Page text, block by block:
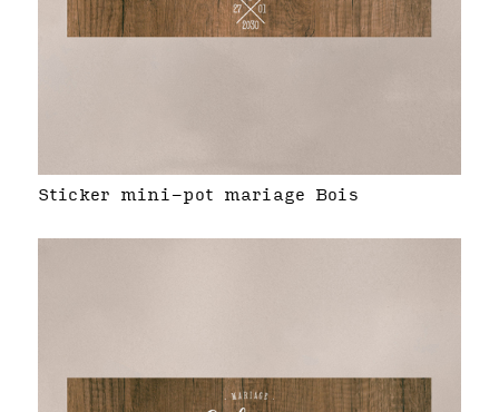
Sticker mini-pot mariage Bois